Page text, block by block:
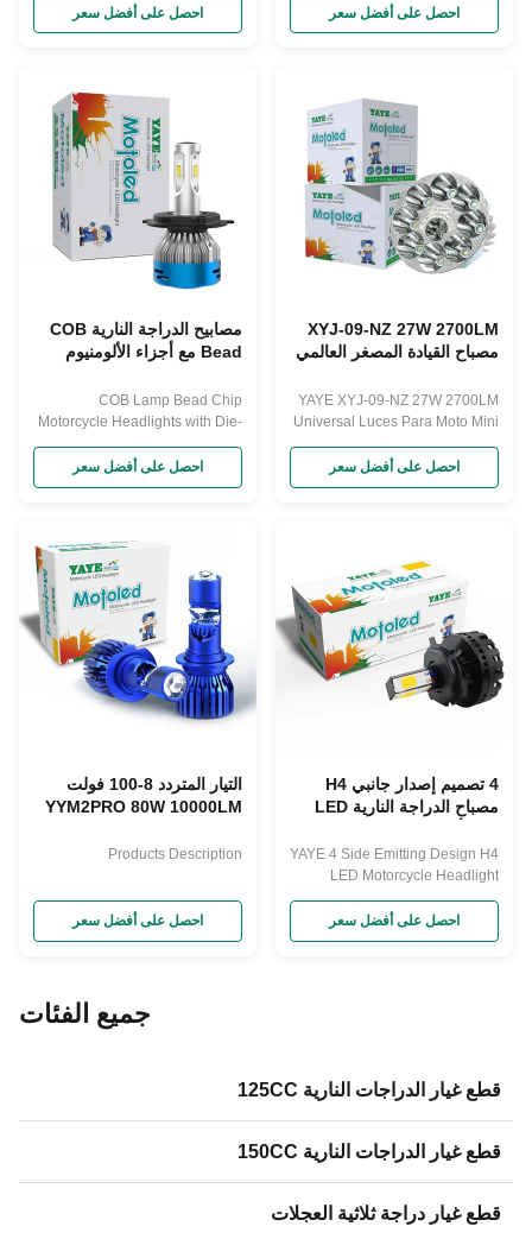
Products Description
احصل على أفضل سعر
Perfect Products Description
احصل على أفضل سعر
XYJ-09-NZ 27W 2700LM
مصباح القيادة المصغر العالمي
YAYE XYJ-09-NZ 27W 2700LM
Universal Luces Para Moto Mini
Products Description
احصل على أفضل سعر
مصابيح الدراجة النارية COB
Bead مع أجزاء الألومنيوم
المروحة
COB Lamp Bead Chip
Motorcycle Headlights with Die-
Cooling Products Description
احصل على أفضل سعر
4 تصميم إصدار جانبي H4
مصباح الدراجة النارية LED
للماء
YAYE 4 Side Emitting Design H4
LED Motorcycle Headlight
Products Description
احصل على أفضل سعر
التيار المتردد 8-100 فولت
YYM2PRO 80W 10000LM
المنخفض العالي للسيارة
Products Description
احصل على أفضل سعر
جميع الفئات
قطع غيار الدراجات النارية 125CC
قطع غيار الدراجات النارية 150CC
قطع غيار دراجة ثلاثية العجلات